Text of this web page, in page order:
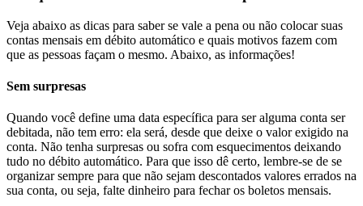
Veja abaixo as dicas para saber se vale a pena ou não colocar suas
contas mensais em débito automático e quais motivos fazem com
que as pessoas façam o mesmo. Abaixo, as informações!
Sem surpresas
Quando você define uma data específica para ser alguma conta ser
debitada, não tem erro: ela será, desde que deixe o valor exigido na
conta. Não tenha surpresas ou sofra com esquecimentos deixando
tudo no débito automático. Para que isso dê certo, lembre-se de se
organizar sempre para que não sejam descontados valores errados na
sua conta, ou seja, falte dinheiro para fechar os boletos mensais.